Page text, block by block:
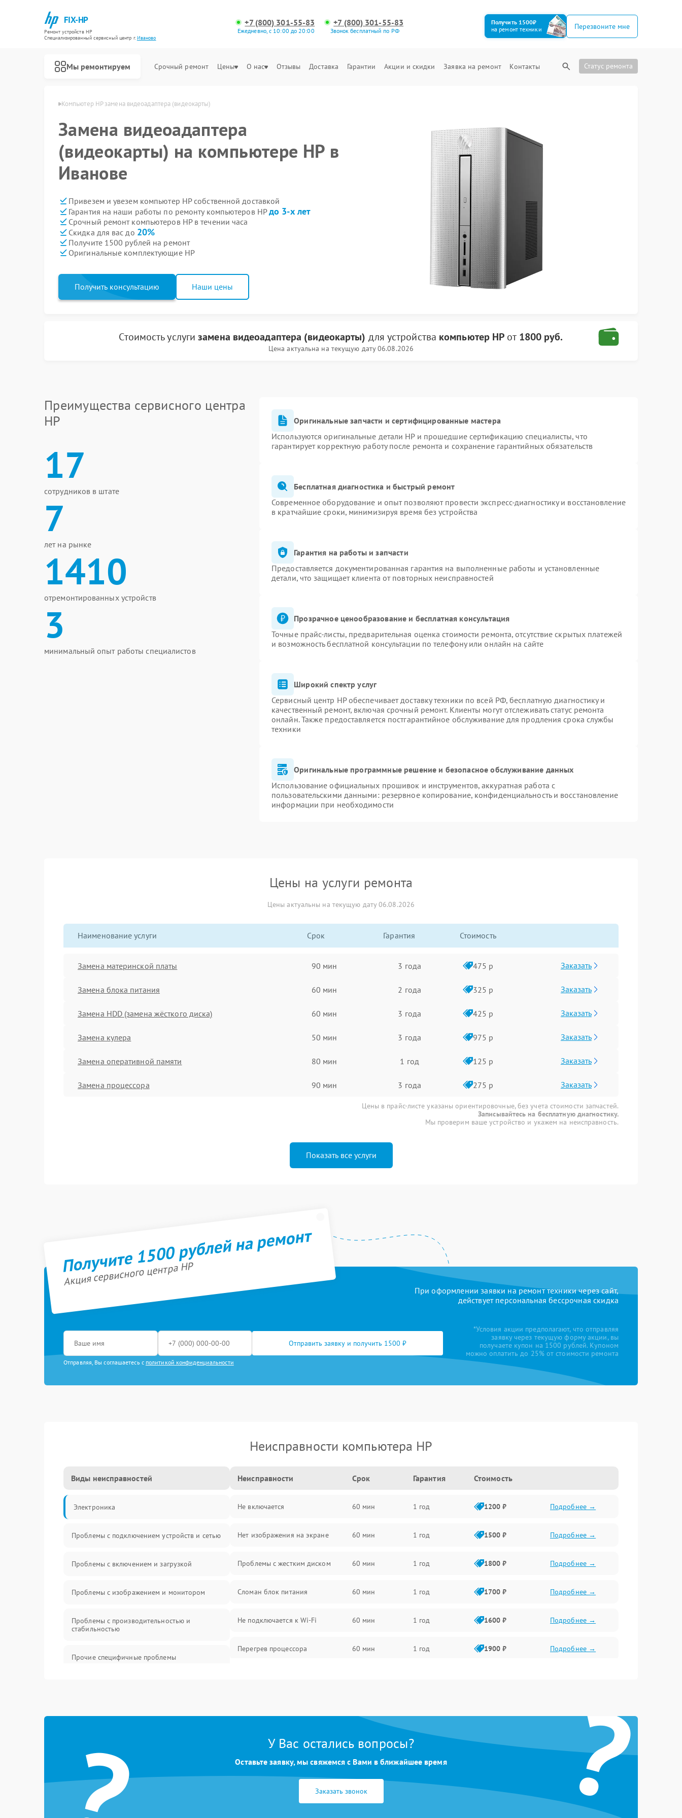
FIX-HP
Ремонт устройств HP
Специализированный cервисный центр г.Иваново
+7 (800) 301-55-83
Ежедневно, с 10:00 до 20:00
+7 (800) 301-55-83
Звонок бесплатный по РФ
Получить 1500₽
на ремонт техники
Перезвоните мне
Мы ремонтируем Срочный ремонт Цены О нас Отзывы Доставка Гарантии Акции и скидки Заявка на ремонт Контакты Статус ремонта
Компьютер HP замена видеоадаптера (видеокарты)
Замена видеоадаптера
(видеокарты) на компьютере HP в
Иванове
Привезем и увезем компьютер HP собственной доставкой
Гарантия на наши работы по ремонту компьютеров HPдо 3-х лет
Срочный ремонт компьютеров HP в течении часа
Скидка для вас до 20%
Получите 1500 рублей на ремонт
Оригинальные комплектующие HP
Получить консультацию Наши цены
Стоимость услугизамена видеоадаптера (видеокарты) для устройства компьютер HP от 1800 руб.
Цена актуальна на текущую дату 06.08.2026
Преимущества сервисного центра
HP
17
сотрудников в штате
7
лет на рынке
1410
отремонтированных устройств
3
минимальный опыт работы специалистов
Оригинальные запчасти и сертифицированные мастера
Используются оригинальные детали HP и прошедшие сертификацию специалисты, что
гарантирует корректную работу после ремонта и сохранение гарантийных обязательств
Бесплатная диагностика и быстрый ремонт
Современное оборудование и опыт позволяют провести экспресс-диагностику и восстановление
в кратчайшие сроки, минимизируя время без устройства
Гарантия на работы и запчасти
Предоставляется документированная гарантия на выполненные работы и установленные
детали, что защищает клиента от повторных неисправностей
Прозрачное ценообразование и бесплатная консультация
Точные прайс-листы, предварительная оценка стоимости ремонта, отсутствие скрытых платежей
и возможность бесплатной консультации по телефону или онлайн на сайте
Широкий спектр услуг
Сервисный центр HP обеспечивает доставку техники по всей РФ, бесплатную диагностику и
качественный ремонт, включая срочный ремонт. Клиенты могут отслеживать статус ремонта
онлайн. Также предоставляется постгарантийное обслуживание для продления срока службы
техники
Оригинальные программные решение и безопасное обслуживание данных
Использование официальных прошивок и инструментов, аккуратная работа с
пользовательскими данными: резервное копирование, конфиденциальность и восстановление
информации при необходимости
Цены на услуги ремонта
Цены актуальны на текущую дату 06.08.2026
Наименование услуги Срок Гарантия Стоимость
Замена материнской платы 90 мин 3 года 475 р Заказать
Замена блока питания 60 мин 2 года 325 р Заказать
Замена HDD (замена жёсткого диска) 60 мин 3 года 425 р Заказать
Замена кулера 50 мин 3 года 975 р Заказать
Замена оперативной памяти 80 мин 1 год 125 р Заказать
Замена процессора 90 мин 3 года 275 р Заказать
Цены в прайс-листе указаны ориентировочные, без учета стоимости запчастей.
Записывайтесь на бесплатную диагностику.
Мы проверим ваше устройство и укажем на неисправность.
Показать все услуги
Получите 1500 рублей на ремонт
Акция сервисного центра HP
При оформлении заявки на ремонт техники через сайт,
действует персональная бессрочная скидка
Отправить заявку и получить 1500 ₽
Отправляя, Вы соглашаетесь с политикой конфиденциальности
*Условия акции предполагают, что отправляя
заявку через текущую форму акции, вы
получаете купон на 1500 рублей. Купоном
можно оплатить до 25% от стоимости ремонта
Неисправности компьютера HP
Виды неисправностей
Электроника
Проблемы с подключением устройств и сетью
Проблемы с включением и загрузкой
Проблемы с изображением и монитором
Проблемы с производительностью и
стабильностью
Прочие специфичные проблемы
Механические повреждения
Аудио
Неисправности Срок Гарантия Стоимость
Не включается 60 мин 1 год 1200 ₽ Подробнее →
Нет изображения на экране 60 мин 1 год 1500 ₽ Подробнее →
Проблемы с жестким диском 60 мин 1 год 1800 ₽ Подробнее →
Сломан блок питания 60 мин 1 год 1700 ₽ Подробнее →
Не подключается к Wi-Fi 60 мин 1 год 1600 ₽ Подробнее →
Перегрев процессора 60 мин 1 год 1900 ₽ Подробнее →
Не работает система охлаждения 60 мин 1 год 1700 ₽
памяти
Подробнее →
Подробнее →
?
У Вас остались вопросы?
Оставьте заявку, мы свяжемся с Вами в ближайшее время
Заказать звонок